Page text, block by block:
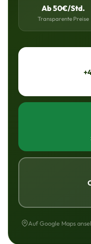
Ab 50€/Std.
Transparente Preise
Auf Google Maps